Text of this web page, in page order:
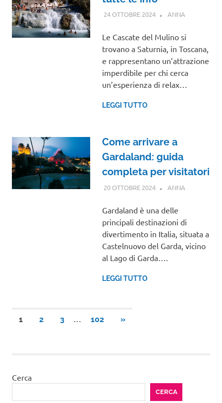
24 OTTOBRE 2024 ANNA
Le Cascate del Mulino si
trovano a Saturnia, in Toscana,
e rappresentano un’attrazione
imperdibile per chi cerca
un’esperienza di relax…
LEGGI TUTTO
Come arrivare a
Gardaland: guida
completa per visitatori
20 OTTOBRE 2024 ANNA
Gardaland è una delle
principali destinazioni di
divertimento in Italia, situata a
Castelnuovo del Garda, vicino
al Lago di Garda….
LEGGI TUTTO
Paginazione
1 2 3 … 102
ARTICOLI
»
Cerca
CERCA